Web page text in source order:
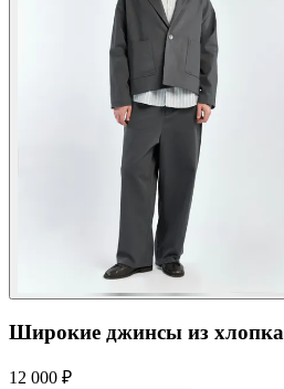
Широкие джинсы из хлопка
12 000 ₽